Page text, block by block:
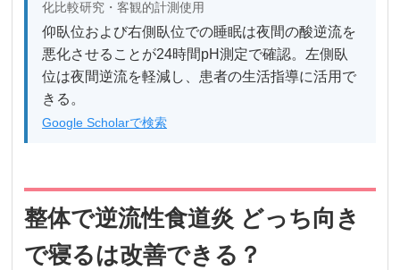
化比較研究・客観的計測使用
仰臥位および右側臥位での睡眠は夜間の酸逆流を
悪化させることが24時間pH測定で確認。左側臥
位は夜間逆流を軽減し、患者の生活指導に活用で
きる。
Google Scholarで検索
整体で逆流性食道炎 どっち向き
で寝るは改善できる？